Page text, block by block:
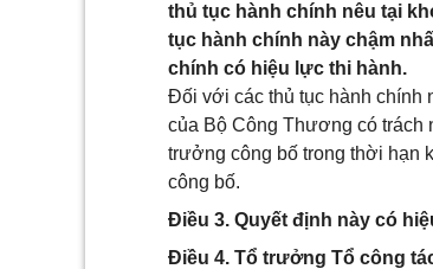
thủ tục hành chính nêu tại
tục hành chính này chậm
chính có hiệu lực thi hành.
Đối với các thủ tục hành chính
của Bộ Công Thương có trách
trưởng công bố trong thời hạn
công bố.
Điều 3. Quyết định này có
Điều 4. Tổ trưởng Tổ công